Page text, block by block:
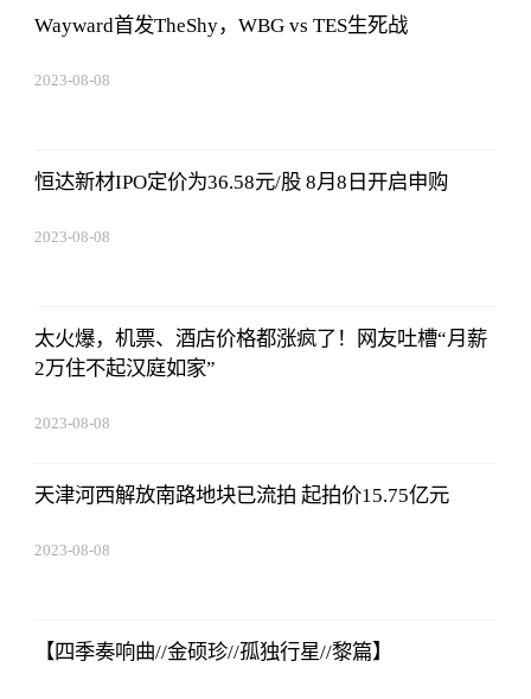
Wayward首发TheShy，WBG vs TES生死战
2023-08-08
恒达新材IPO定价为36.58元/股 8月8日开启申购
2023-08-08
太火爆，机票、酒店价格都涨疯了！网友吐槽“月薪
2万住不起汉庭如家”
2023-08-08
天津河西解放南路地块已流拍 起拍价15.75亿元
2023-08-08
【四季奏响曲//金硕珍//孤独行星//黎篇】